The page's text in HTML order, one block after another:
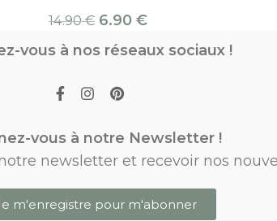
14.90€ 6.90 €
vous à nos réseaux sociaux !
vous à notre Newsletter !
newsletter et recevoir nos
m'enregistre pour m'abonner